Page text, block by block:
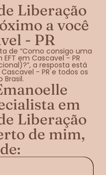
Liberação
a você
- PR
de “Como consigo uma
em Cascavel - PR
a resposta está
- PR e todos os
Brasil.
em
Liberação
de mim,